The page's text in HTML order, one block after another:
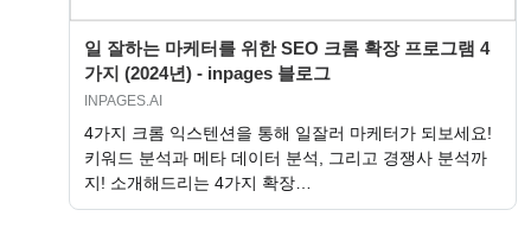
일 잘하는 마케터를 위한 SEO 크롬 확장 프로그램 4
가지 (2024년) - inpages 블로그
INPAGES.AI
4가지 크롬 익스텐션을 통해 일잘러 마케터가 되보세요!
키워드 분석과 메타 데이터 분석, 그리고 경쟁사 분석까
지! 소개해드리는 4가지 확장…